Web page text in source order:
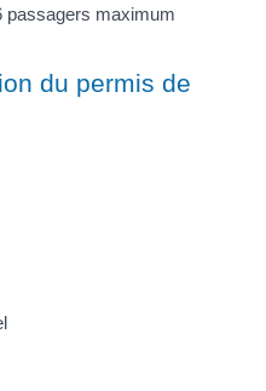
passagers maximum
du permis de